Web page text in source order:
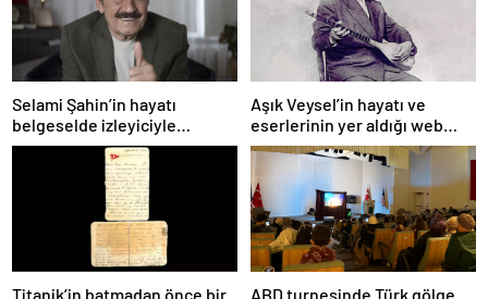
Selami Şahin’in hayatı
belgeselde izleyiciyle
buluşacak
Aşık Veysel’in hayatı ve
eserlerinin yer aldığı web
portalı hizmete girdi
Titanik’in batmadan önce bir ABD turnesinde Türk gölge